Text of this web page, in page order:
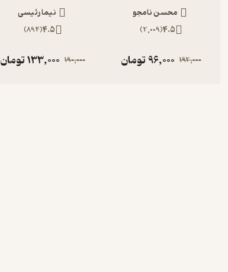
محسن نامجو
4.5
(
2,009
)
192,000
96,000تومان
نیما رئیسی
4.5
(
894
)
190,000
133,000تومان